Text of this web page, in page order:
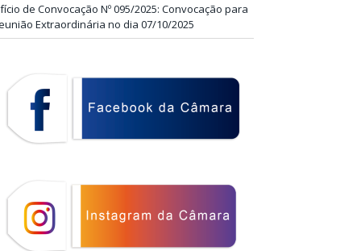
de Convocação Nº 095/2025: Convocação para
Extraordinária no dia 07/10/2025